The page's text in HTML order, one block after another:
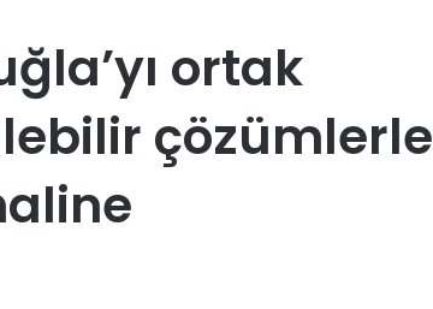
ortak
çözümlerle